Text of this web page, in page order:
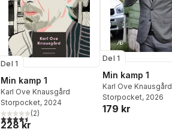
Del 1
Min kamp 1
Karl Ove Knausgård
Storpocket, 2024
4,5utav 5 stjärnor. Totalt antal röster:
(2)
228 kr
Del 1
Min kamp 1
Karl Ove Knausgård
Storpocket, 2026
179 kr